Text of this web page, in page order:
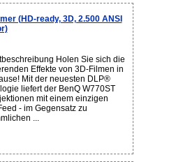
(HD-ready, 3D, 2.500 ANSI
Holen Sie sich die
Effekte von 3D-Filmen in
Mit der neuesten DLP®
liefert der BenQ W770ST
mit einem einzigen
- im Gegensatz zu
...